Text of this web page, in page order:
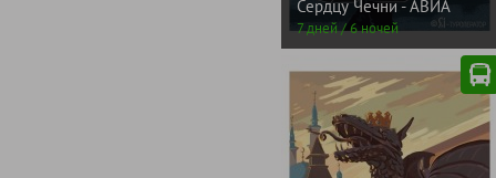
Сердцу Чечни - АВИА
7 дней / 6 ночей